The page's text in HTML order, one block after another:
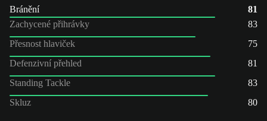
Bránění
81
Zachycené přihrávky
83
Přesnost hlaviček
75
Defenzivní přehled
81
Standing Tackle
83
Skluz
80